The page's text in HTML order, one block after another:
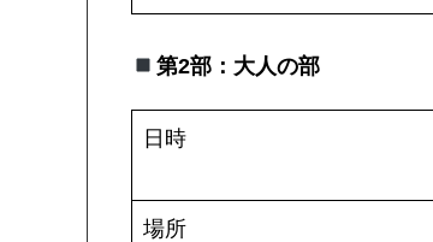
第2部：大人の部
日時
場所